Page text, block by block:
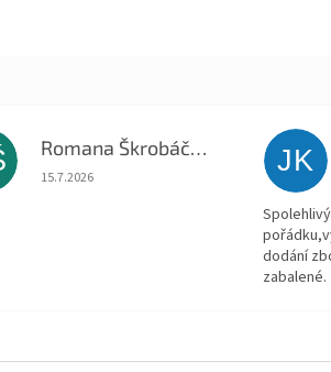
Romana Škrobáčková
Hodnocení obchodu je 5 z 5 hvězdiček.
15.7.2026
JK
dodání
zabalené.